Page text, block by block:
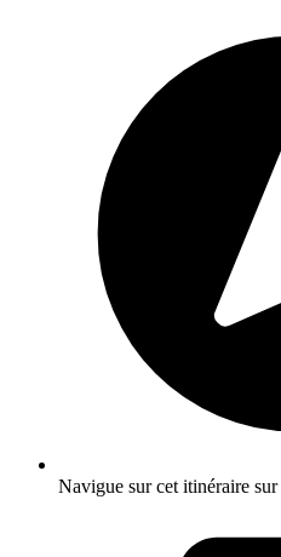
Navigue sur cet itinéraire sur